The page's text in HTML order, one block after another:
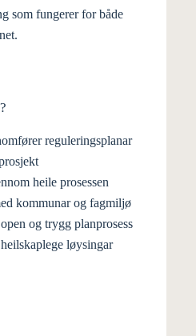
på helse og tryggleik i
som fungerer for både
reguleringsplanar
heile prosessen
kommunar og fagmiljø
og trygg planprosess
løysingar